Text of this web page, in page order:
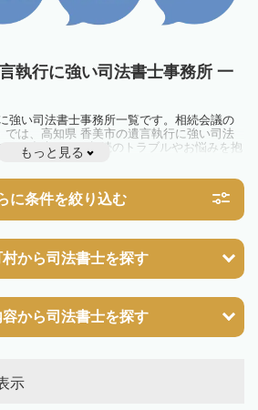
執行に強い司法書士事務所 一
強い司法書士事務所一覧です。相続会議の
では、高知県 香美市の遺言執行に強い司法
とが出来ます。相続のトラブルやお悩みを抱
法書士に相談してみましょう。
もっと見る
に条件を絞り込む
から司法書士を探す
から司法書士を探す
示